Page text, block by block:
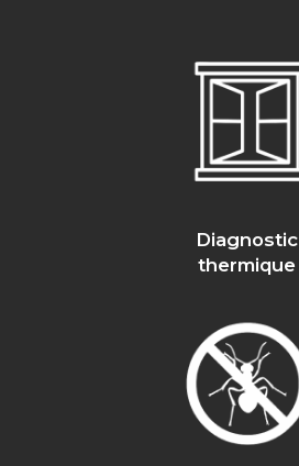
Diagnostic
thermique